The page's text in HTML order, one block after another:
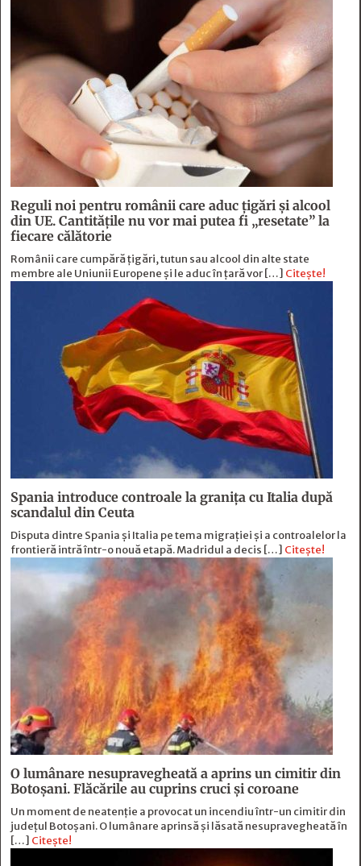
Reguli noi pentru românii care aduc țigări și alcool
din UE. Cantitățile nu vor mai putea fi „resetate” la
fiecare călătorie
Românii care cumpără țigări, tutun sau alcool din alte state
membre ale Uniunii Europene și le aduc în țară vor […] Citește!
Spania introduce controale la granița cu Italia după
scandalul din Ceuta
Disputa dintre Spania și Italia pe tema migrației și a controalelor la
frontieră intră într-o nouă etapă. Madridul a decis […] Citește!
O lumânare nesupravegheată a aprins un cimitir din
Botoșani. Flăcările au cuprins cruci și coroane
Un moment de neatenție a provocat un incendiu într-un cimitir din
județul Botoșani. O lumânare aprinsă și lăsată nesupravegheată în
[…] Citește!